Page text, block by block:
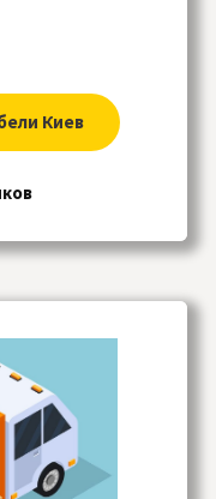
Киев